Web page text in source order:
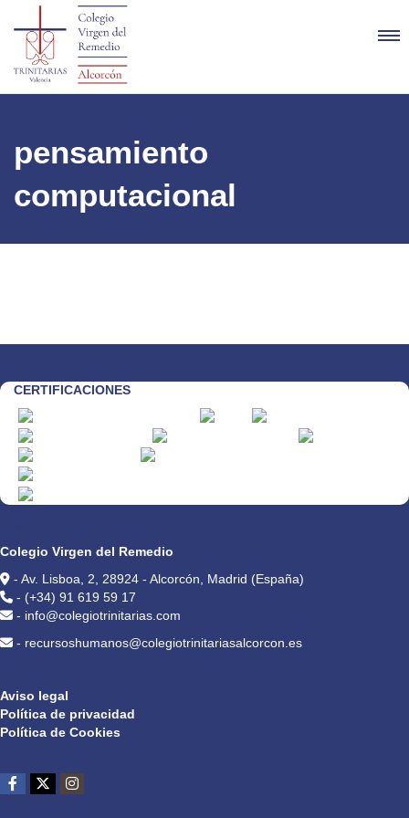
pensamiento
computacional
CERTIFICACIONES
Colegio Virgen del Remedio
- Av. Lisboa, 2, 28924 - Alcorcón, Madrid (España)
- (+34) 91 619 59 17
- info@colegiotrinitarias.com
- recursoshumanos@colegiotrinitariasalcorcon.es
Aviso legal
Política de privacidad
Política de Cookies